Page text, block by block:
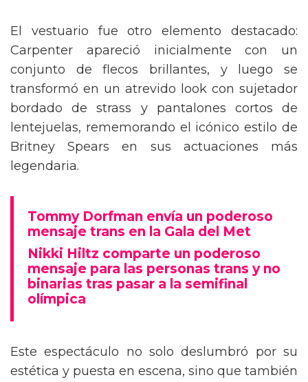
El vestuario fue otro elemento destacado:
Carpenter apareció inicialmente con un
conjunto de flecos brillantes, y luego se
transformó en un atrevido look con sujetador
bordado de strass y pantalones cortos de
lentejuelas, rememorando el icónico estilo de
Britney Spears en sus actuaciones más
legendaria.
Tommy Dorfman envía un poderoso
mensaje trans en la Gala del Met
Nikki Hiltz comparte un poderoso
mensaje para las personas trans y no
binarias tras pasar a la semifinal
olímpica
Este espectáculo no solo deslumbró por su
estética y puesta en escena, sino que también